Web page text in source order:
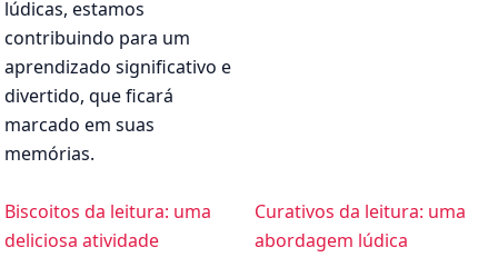
lúdicas, estamos
contribuindo para um
aprendizado significativo e
divertido, que ficará
marcado em suas
memórias.
Biscoitos da leitura: uma
deliciosa atividade
Curativos da leitura: uma
abordagem lúdica